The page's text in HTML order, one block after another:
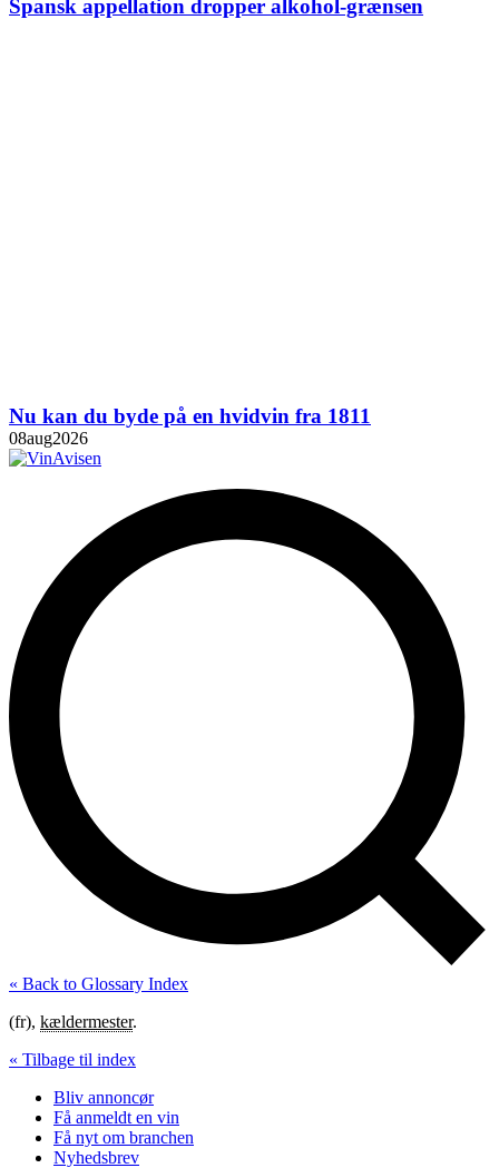
Spansk appellation dropper alkohol-grænsen
Nu kan du byde på en hvidvin fra 1811
08aug2026
« Back to Glossary Index
(fr), kældermester.
« Tilbage til index
Bliv annoncør
Få anmeldt en vin
Få nyt om branchen
Nyhedsbrev